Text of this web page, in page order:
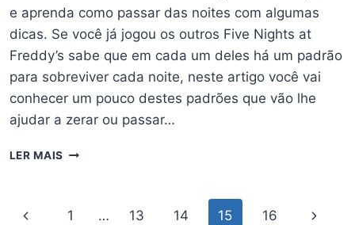
e aprenda como passar das noites com algumas
dicas. Se você já jogou os outros Five Nights at
Freddy’s sabe que em cada um deles há um padrão
para sobreviver cada noite, neste artigo você vai
conhecer um pouco destes padrões que vão lhe
ajudar a zerar ou passar…
LER MAIS FNAF
Navegação
Página 1 … 13 14 15 16 Página